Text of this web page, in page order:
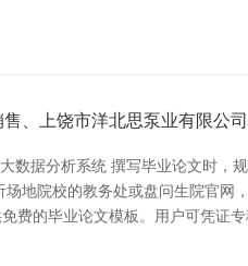
、上饶市洋北思泵业有限公
数据分析系统 撰写毕业论文时，
地院校的教务处或盘问生院官网
费的毕业论文模板。用户可凭证